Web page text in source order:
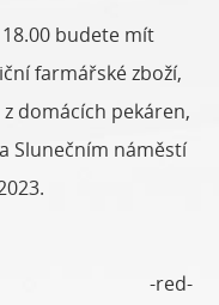
budete mít
farmářské zboží,
domácích pekáren,
Slunečním náměstí
-red-